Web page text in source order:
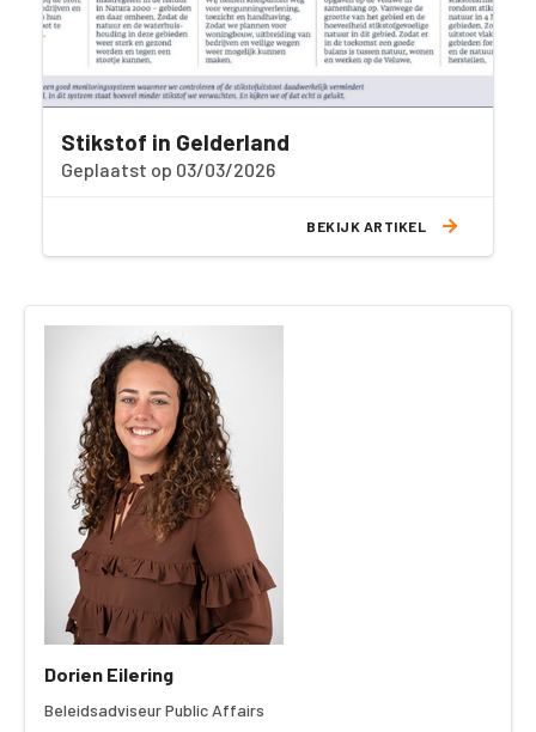
Stikstof in Gelderland
Geplaatst op 03/03/2026
BEKIJK ARTIKEL
Dorien Eilering
Beleidsadviseur Public Affairs